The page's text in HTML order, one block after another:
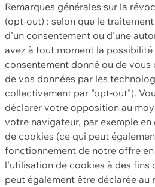
Remarques générales sur la
(opt-out) : selon que le
d'un consentement ou d'une
avez à tout moment la
consentement donné ou de
de vos données par les
collectivement par "opt-out").
déclarer votre opposition au
votre navigateur, par exemple
de cookies (ce qui peut
fonctionnement de notre offre
l'utilisation de cookies à des fins
peut également être déclarée au